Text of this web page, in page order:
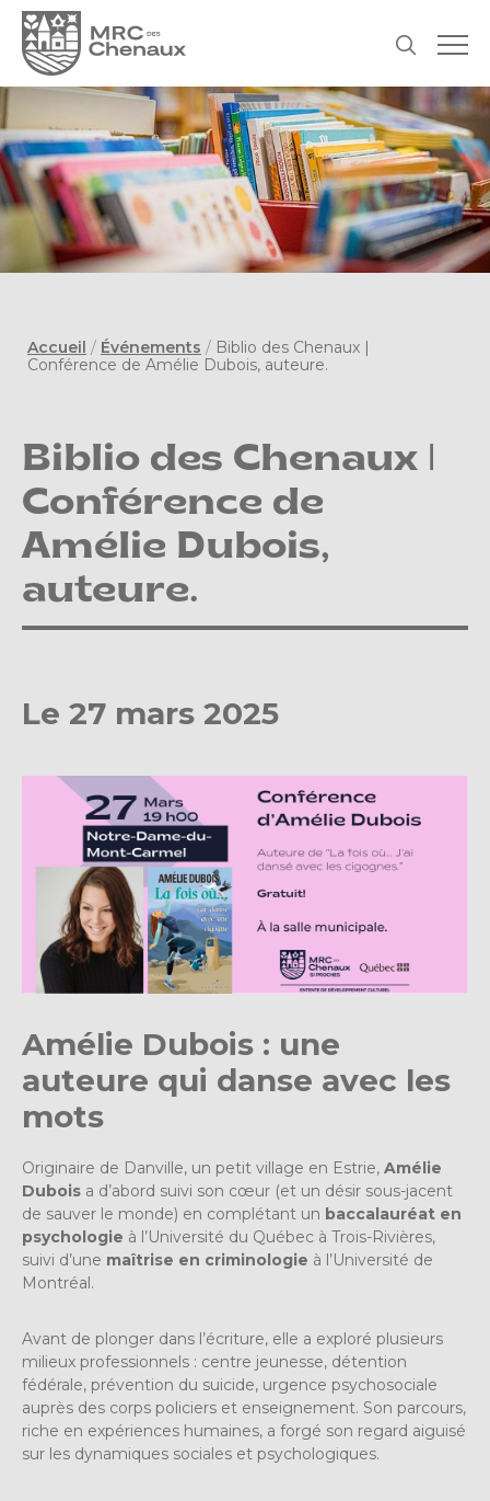
Accueil / Événements / Biblio des Chenaux |
Conférence de Amélie Dubois, auteure.
Biblio des Chenaux |
Conférence de
Amélie Dubois,
auteure.
Le 27 mars 2025
Amélie Dubois : une
auteure qui danse avec les
mots
Originaire de Danville, un petit village en Estrie, Amélie
Dubois a d’abord suivi son cœur (et un désir sous-jacent
de sauver le monde) en complétant un baccalauréat en
psychologie à l’Université du Québec à Trois-Rivières,
suivi d’une maîtrise en criminologie à l’Université de
Montréal.
Avant de plonger dans l’écriture, elle a exploré plusieurs
milieux professionnels : centre jeunesse, détention
fédérale, prévention du suicide, urgence psychosociale
auprès des corps policiers et enseignement. Son parcours,
riche en expériences humaines, a forgé son regard aiguisé
sur les dynamiques sociales et psychologiques.